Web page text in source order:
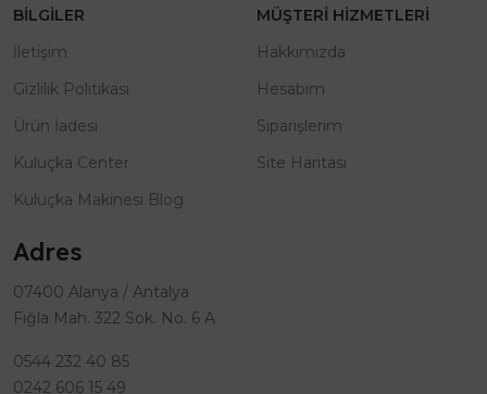
BILGILER
İletişim
Gizlilik Politikası
Ürün İadesi
Kuluçka Center
Kuluçka Makinesi Blog
MÜŞTERI HIZMETLERI
Hakkımızda
Hesabım
Siparişlerim
Site Haritası
Adres
07400 Alanya / Antalya
Fığla Mah. 322 Sok. No. 6 A
0544 232 40 85
0242 606 15 49